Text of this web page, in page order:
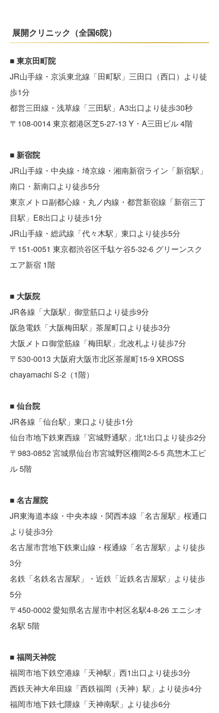
展開クリニック（全国6院）
■ 東京田町院
JR山手線・京浜東北線「田町駅」三田口（西口）より徒
歩1分
都営三田線・浅草線「三田駅」A3出口より徒歩30秒
〒108-0014 東京都港区芝5-27-13 Y・A三田ビル 4階
■ 新宿院
JR山手線・中央線・埼京線・湘南新宿ライン「新宿駅」
南口・新南口より徒歩5分
東京メトロ副都心線・丸ノ内線・都営新宿線「新宿三丁
目駅」E8出口より徒歩1分
JR山手線・総武線「代々木駅」東口より徒歩5分
〒151-0051 東京都渋谷区千駄ケ谷5-32-6 グリーンスク
エア新宿 1階
■ 大阪院
JR各線「大阪駅」御堂筋口より徒歩9分
阪急電鉄「大阪梅田駅」茶屋町口より徒歩3分
大阪メトロ御堂筋線「梅田駅」北改札より徒歩7分
〒530-0013 大阪府大阪市北区茶屋町15-9 XROSS
chayamachi S-2（1階）
■ 仙台院
JR各線「仙台駅」東口より徒歩1分
仙台市地下鉄東西線「宮城野通駅」北1出口より徒歩2分
〒983-0852 宮城県仙台市宮城野区榴岡2-5-5 髙惣木工ビ
ル 5階
■ 名古屋院
JR東海道本線・中央本線・関西本線「名古屋駅」桜通口
より徒歩3分
名古屋市営地下鉄東山線・桜通線「名古屋駅」より徒歩
3分
名鉄「名鉄名古屋駅」・近鉄「近鉄名古屋駅」より徒歩
5分
〒450-0002 愛知県名古屋市中村区名駅4-8-26 エニシオ
名駅 5階
■ 福岡天神院
福岡市地下鉄空港線「天神駅」西1出口より徒歩3分
西鉄天神大牟田線「西鉄福岡（天神）駅」より徒歩4分
福岡市地下鉄七隈線「天神南駅」より徒歩6分